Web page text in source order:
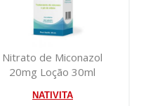
Nitrato de Miconazol
20mg Loção 30ml
NATIVITA